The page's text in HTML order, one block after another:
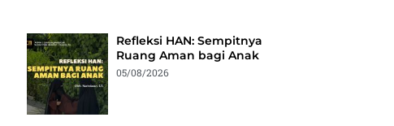
Refleksi HAN: Sempitnya
Ruang Aman bagi Anak
05/08/2026